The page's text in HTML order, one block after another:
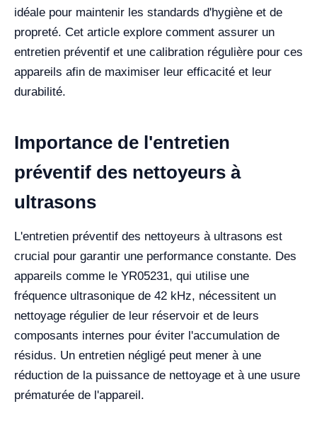
idéale pour maintenir les standards d'hygiène et de
propreté. Cet article explore comment assurer un
entretien préventif et une calibration régulière pour ces
appareils afin de maximiser leur efficacité et leur
durabilité.
Importance de l'entretien
préventif des nettoyeurs à
ultrasons
L'entretien préventif des nettoyeurs à ultrasons est
crucial pour garantir une performance constante. Des
appareils comme le YR05231, qui utilise une
fréquence ultrasonique de 42 kHz, nécessitent un
nettoyage régulier de leur réservoir et de leurs
composants internes pour éviter l'accumulation de
résidus. Un entretien négligé peut mener à une
réduction de la puissance de nettoyage et à une usure
prématurée de l'appareil.